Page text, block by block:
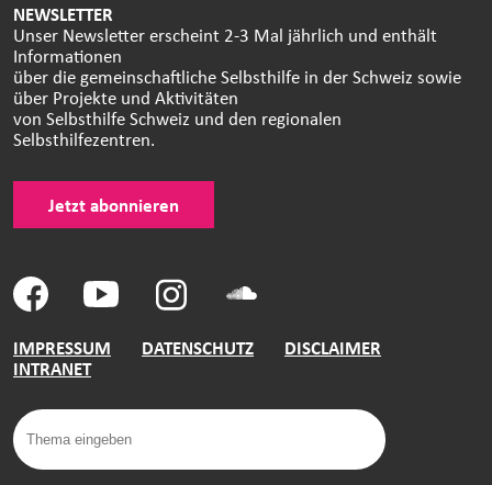
NEWSLETTER
Unser Newsletter erscheint 2-3 Mal jährlich und enthält
Informationen
über die gemeinschaftliche Selbsthilfe in der Schweiz sowie
über Projekte und Aktivitäten
von Selbsthilfe Schweiz und den regionalen
Selbsthilfezentren.
Jetzt abonnieren
IMPRESSUM DATENSCHUTZ
DISCLAIMER
INTRANET